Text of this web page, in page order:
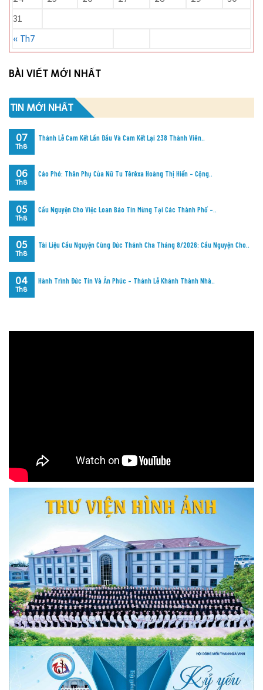
« Th7
31
BÀI VIẾT MỚI NHẤT
TIN MỚI NHẤT
Thánh Lễ Cam Kết Lần Đầu Và Cam Kết Lại 238 Thành Viên..
07
Th8
Cáo Phó: Thân Phụ Của Nữ Tu Têrêxa Hoàng Thị Hiển – Cộng..
06
Th8
Cầu Nguyện Cho Việc Loan Báo Tin Mừng Tại Các Thành Phố –..
05
Th8
Tài Liệu Cầu Nguyện Cùng Đức Thánh Cha Tháng 8/2026: Cầu Nguyện Cho..
05
Th8
Hành Trình Đức Tin Và Ân Phúc – Thánh Lễ Khánh Thành Nhà..
04
Th8